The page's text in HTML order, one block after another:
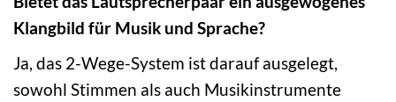
Klangbild für Musik und Sprache?
Ja, das 2-Wege-System ist darauf ausgelegt,
sowohl Stimmen als auch Musikinstrumente